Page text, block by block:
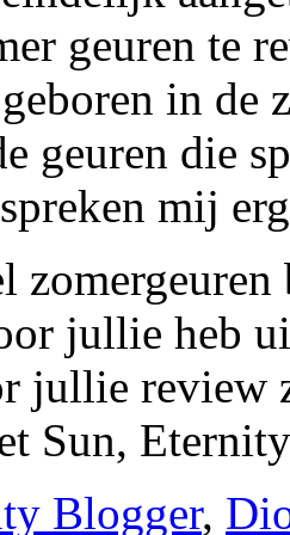
geuren te
in de
geuren die
mij
jullie heb
jullie review
Sun,
Blogger,